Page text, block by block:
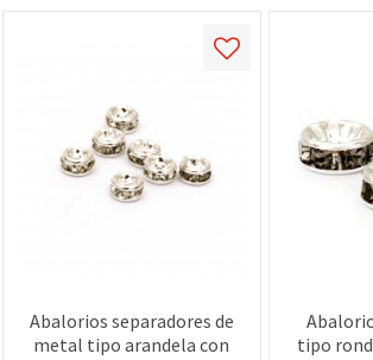
Abalorios separadores de
metal tipo arandela con
tipo